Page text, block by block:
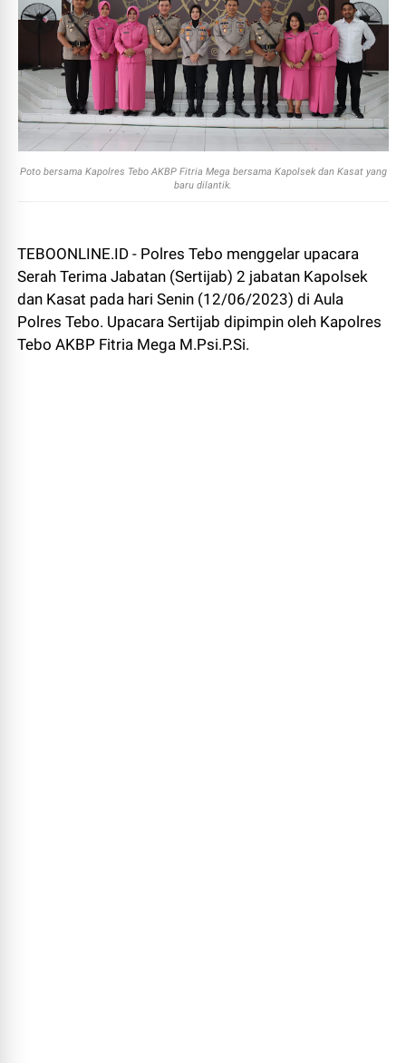
Poto bersama Kapolres Tebo AKBP Fitria Mega bersama Kapolsek dan Kasat yang
baru dilantik.
TEBOONLINE.ID - Polres Tebo menggelar upacara
Serah Terima Jabatan (Sertijab) 2 jabatan Kapolsek
dan Kasat pada hari Senin (12/06/2023) di Aula
Polres Tebo. Upacara Sertijab dipimpin oleh Kapolres
Tebo AKBP Fitria Mega M.Psi.P.Si.